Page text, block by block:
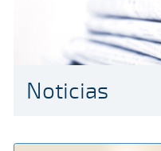
Noticias